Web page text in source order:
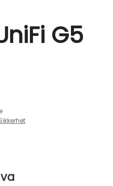
G5